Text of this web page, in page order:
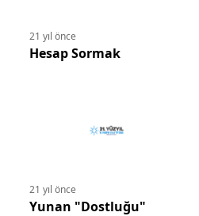
21 yıl önce
Hesap Sormak
21 yıl önce
Yunan "Dostluğu"